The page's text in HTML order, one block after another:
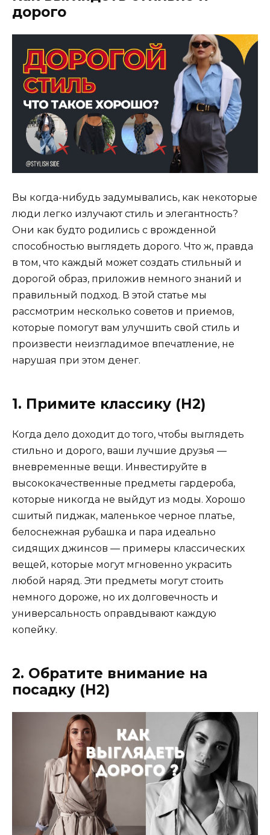
дорого
Вы когда-нибудь задумывались, как некоторые
люди легко излучают стиль и элегантность?
Они как будто родились с врожденной
способностью выглядеть дорого. Что ж, правда
в том, что каждый может создать стильный и
дорогой образ, приложив немного знаний и
правильный подход. В этой статье мы
рассмотрим несколько советов и приемов,
которые помогут вам улучшить свой стиль и
произвести неизгладимое впечатление, не
нарушая при этом денег.
1. Примите классику (H2)
Когда дело доходит до того, чтобы выглядеть
стильно и дорого, ваши лучшие друзья —
вневременные вещи. Инвестируйте в
высококачественные предметы гардероба,
которые никогда не выйдут из моды. Хорошо
сшитый пиджак, маленькое черное платье,
белоснежная рубашка и пара идеально
сидящих джинсов — примеры классических
вещей, которые могут мгновенно украсить
любой наряд. Эти предметы могут стоить
немного дороже, но их долговечность и
универсальность оправдывают каждую
копейку.
2. Обратите внимание на
посадку (H2)